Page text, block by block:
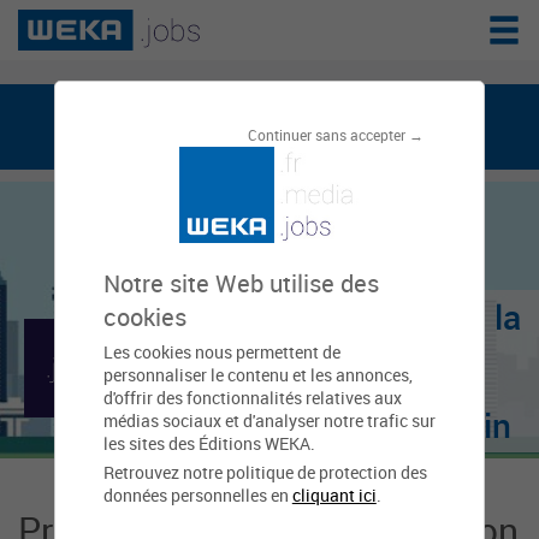
Continuer sans accepter →
Notre site Web utilise des
cookies
Les cookies nous permettent de
personnaliser le contenu et les annonces,
d'offrir des fonctionnalités relatives aux
médias sociaux et d'analyser notre trafic sur
les sites des Éditions WEKA.
Retrouvez notre politique de protection des
données personnelles en cliquant ici.
weka.jobs, le réseau de l'emploi public
Centre de gestion de la
fonction publique
territoriale - Haut-Rhin